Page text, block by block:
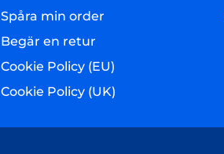
Spåra min order
Begär en retur
Cookie Policy (EU)
Cookie Policy (UK)